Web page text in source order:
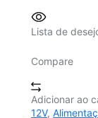
Lista de
Compare
Adicionar ao
12V,